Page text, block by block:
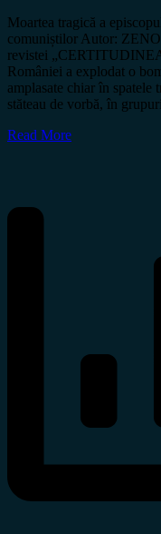
Moartea tragică a
comuniștilor Autor:
revistei
României a explodat o
amplasate chiar în spatele
stăteau de vorbă, în
Read More